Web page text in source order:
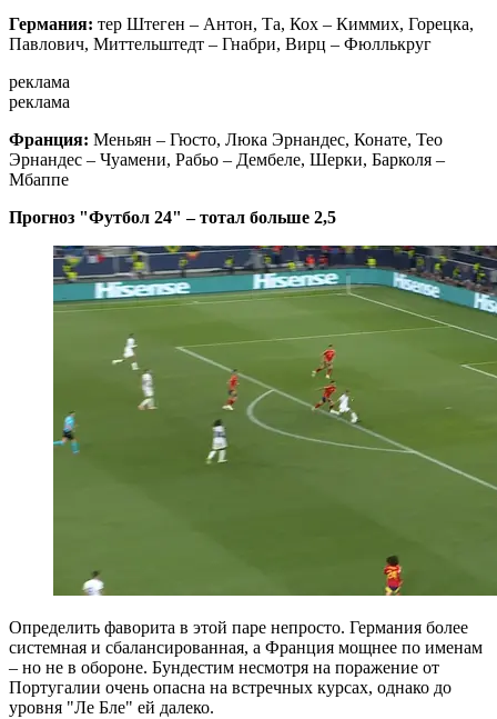
Германия: тер Штеген – Антон, Та, Кох – Киммих, Горецка,
Павлович, Миттельштедт – Гнабри, Вирц – Фюллькруг
реклама
реклама
Франция: Меньян – Гюсто, Люка Эрнандес, Конате, Тео
Эрнандес – Чуамени, Рабьо – Дембеле, Шерки, Барколя –
Мбаппе
Прогноз "Футбол 24" – тотал больше 2,5
Определить фаворита в этой паре непросто. Германия более
системная и сбалансированная, а Франция мощнее по именам
– но не в обороне. Бундестим несмотря на поражение от
Португалии очень опасна на встречных курсах, однако до
уровня "Ле Бле" ей далеко.